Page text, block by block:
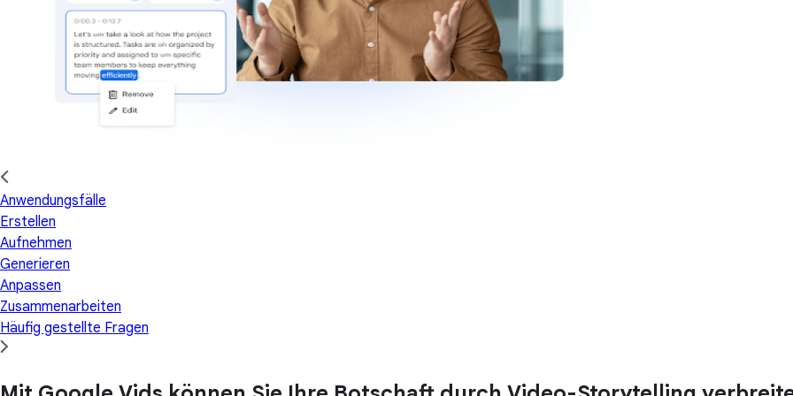
Anwendungsfälle
Erstellen
Aufnehmen
Generieren
Anpassen
Zusammenarbeiten
Häufig gestellte Fragen